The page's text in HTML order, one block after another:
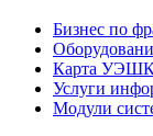
Бизнес по
Карта
Услуги
Модули